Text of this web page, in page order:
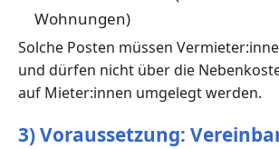
Wohnungen)
Solche Posten müssen
und dürfen nicht über die
auf Mieter:innen umgelegt werden.
3) Voraussetzung: